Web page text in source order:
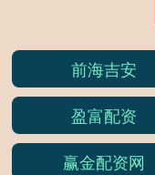
前海吉安
盈富配资
赢金配资网